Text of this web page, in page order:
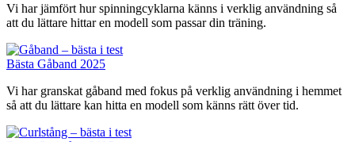
Vi har jämfört hur spinningcyklarna känns i verklig användning så
att du lättare hittar en modell som passar din träning.
Bästa Gåband 2025
Vi har granskat gåband med fokus på verklig användning i hemmet
så att du lättare kan hitta en modell som känns rätt över tid.